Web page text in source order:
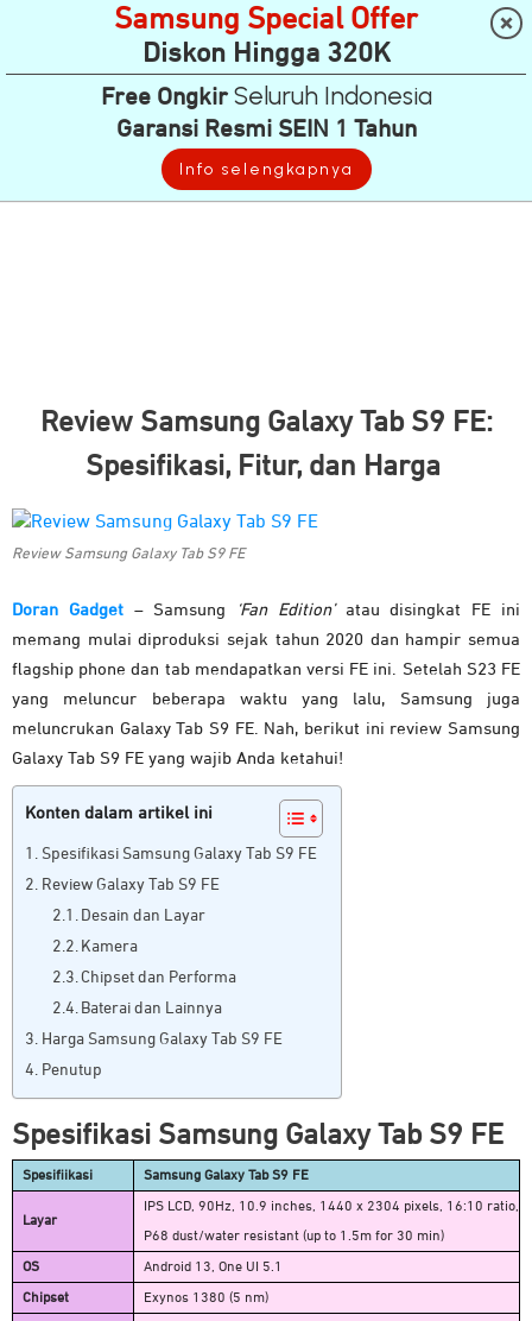
Review Samsung Galaxy Tab S9 FE:
Spesifikasi, Fitur, dan Harga
Review Samsung Galaxy Tab S9 FE
Doran Gadget – Samsung ‘Fan Edition’atau disingkat FE ini
memang mulai diproduksi sejak tahun 2020 dan hampir semua
flagship phone dan tab mendapatkan versi FE ini. Setelah S23 FE
yang meluncur beberapa waktu yang lalu, Samsung juga
meluncrukan Galaxy Tab S9 FE. Nah, berikut ini review Samsung
Galaxy Tab S9 FE yang wajib Anda ketahui!
Konten dalam artikel ini
Spesifikasi Samsung Galaxy Tab S9 FE
Review Galaxy Tab S9 FE
Desain dan Layar
Kamera
Chipset dan Performa
Baterai dan Lainnya
Harga Samsung Galaxy Tab S9 FE
Penutup
Spesifikasi Samsung Galaxy Tab S9 FE
Spesifiikasi Samsung Galaxy Tab S9 FE
Layar
IPS LCD, 90Hz, 10.9 inches, 1440 x 2304 pixels, 16:10 ratio,
P68 dust/water resistant (up to 1.5m for 30 min)
OS Android 13, One UI 5.1
Chipset Exynos 1380 (5 nm)
Samsung Special Offer
Diskon Hingga 320K
Free OngkirSeluruh Indonesia
Garansi Resmi SEIN 1 Tahun
Info selengkapnya